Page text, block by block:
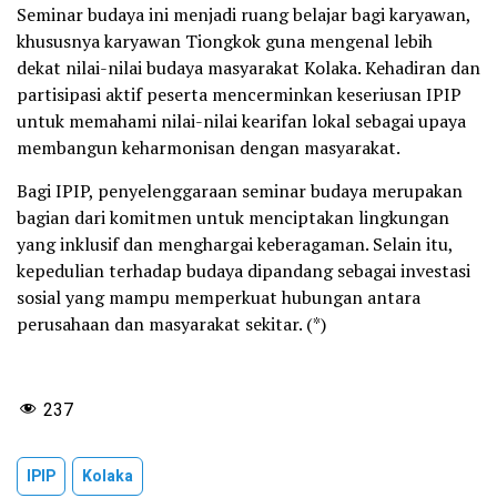
Seminar budaya ini menjadi ruang belajar bagi karyawan,
khususnya karyawan Tiongkok guna mengenal lebih
dekat nilai-nilai budaya masyarakat Kolaka. Kehadiran dan
partisipasi aktif peserta mencerminkan keseriusan IPIP
untuk memahami nilai-nilai kearifan lokal sebagai upaya
membangun keharmonisan dengan masyarakat.
Bagi IPIP, penyelenggaraan seminar budaya merupakan
bagian dari komitmen untuk menciptakan lingkungan
yang inklusif dan menghargai keberagaman. Selain itu,
kepedulian terhadap budaya dipandang sebagai investasi
sosial yang mampu memperkuat hubungan antara
perusahaan dan masyarakat sekitar. (*)
237
IPIP Kolaka